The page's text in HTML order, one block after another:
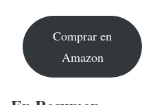
Comprar en
Amazon